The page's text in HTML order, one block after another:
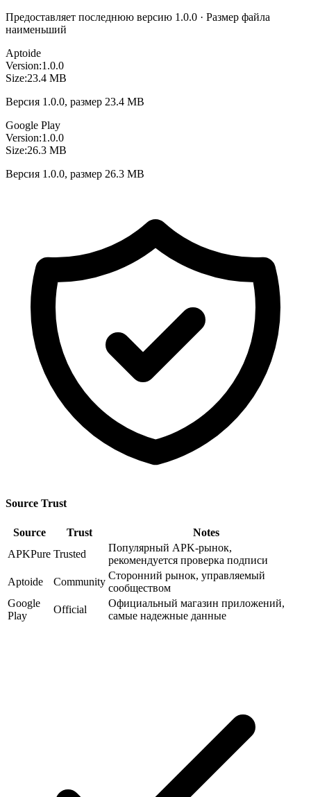
Предоставляет последнюю версию 1.0.0 · Размер файла
наименьший
Aptoide
Version:1.0.0
Size:23.4 MB
Версия 1.0.0, размер 23.4 MB
Google Play
Version:1.0.0
Size:26.3 MB
Версия 1.0.0, размер 26.3 MB
Source Trust
Source Trust
Notes
APKPure Trusted
Популярный APK-рынок,
рекомендуется проверка подписи
Aptoide
Community
Сторонний рынок, управляемый
сообществом
Google
Play
Official
Официальный магазин приложений,
самые надежные данные